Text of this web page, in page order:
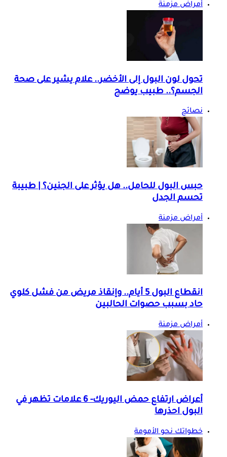
أمراض مزمنة
تحول لون البول إلى الأخضر.. علام يشير على صحة
الجسم؟.. طبيب يوضح
نصائح
حبس البول للحامل.. هل يؤثر على الجنين؟ | طبيبة
تحسم الجدل
أمراض مزمنة
انقطاع البول 5 أيام.. وإنقاذ مريض من فشل كلوي
حاد بسبب حصوات الحالبين
أمراض مزمنة
أعراض ارتفاع حمض اليوريك- 6 علامات تظهر في
البول احذرها
خطواتك نحو الأمومة